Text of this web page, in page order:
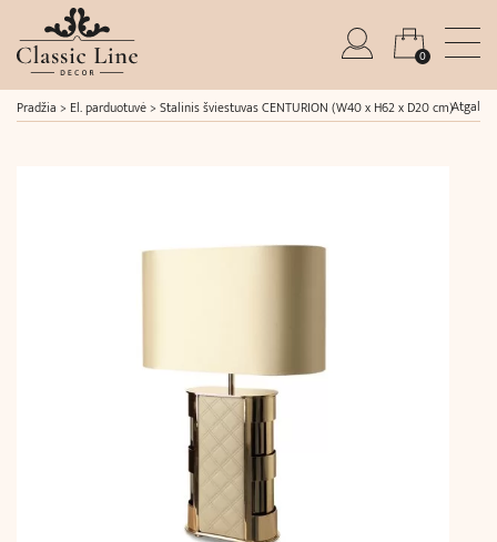
0
Pradžia > El. parduotuvė> Stalinis šviestuvas CENTURION (W40 x H62 x D20 cm)Atgal